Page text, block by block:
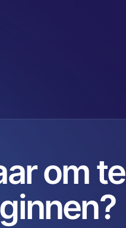
om te